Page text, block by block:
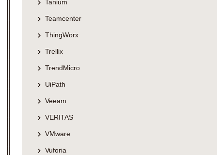
Tanium
Teamcenter
ThingWorx
Trellix
TrendMicro
UiPath
Veeam
VERITAS
VMware
Vuforia